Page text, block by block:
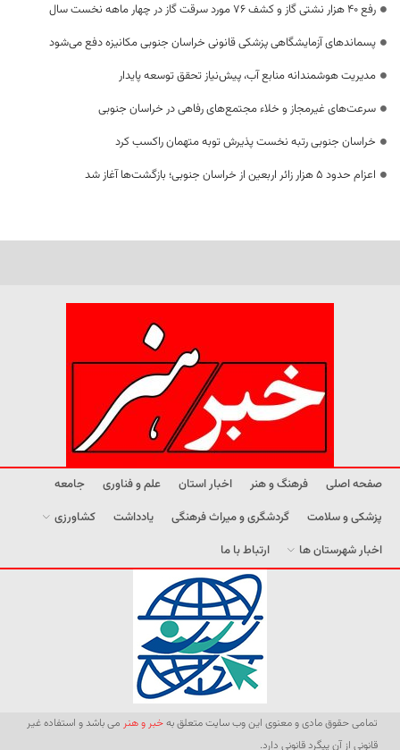
رفع 40 هزار نشتی گاز و کشف 76 مورد سرقت گاز در چهار ماهه نخست سال
پسماندهای آزمایشگاهی پزشکی قانونی خراسان جنوبی مکانیزه دفع می‌شود
مدیریت هوشمندانه منابع آب، پیش‌نیاز تحقق توسعه پایدار
سرعت‌های غیرمجاز و خلاء مجتمع‌های رفاهی در خراسان جنوبی
خراسان جنوبی رتبه نخست پذیرش توبه متهمان راکسب کرد
اعزام حدود 5 هزار زائر اربعین از خراسان جنوبی؛ بازگشت‌ها آغاز شد
صفحه اصلی فرهنگ و هنر اخبار استان علم و فناوری
جامعه
پزشکی و سلامت
گردشگری و میراث فرهنگی یادداشت
کشاورزی
اخبار شهرستان ها
ارتباط با ما
تمامی حقوق مادی و معنوی این وب سایت متعلق بهخبر و هنر می باشد و استفاده غیر
قانونی از آن پیگرد قانونی دارد.